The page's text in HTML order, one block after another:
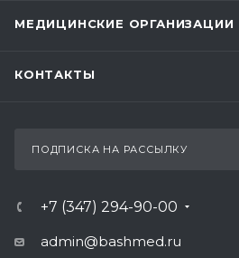
МЕДИЦИНСКИЕ ОРГАНИЗАЦИИ
КОНТАКТЫ
ПОДПИСКА НА РАССЫЛКУ
+7 (347) 294-90-00
admin@bashmed.ru